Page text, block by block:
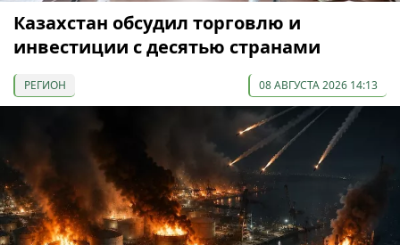
Казахстан обсудил торговлю и
инвестиции с десятью странами
РЕГИОН 08 АВГУСТА 2026 14:13